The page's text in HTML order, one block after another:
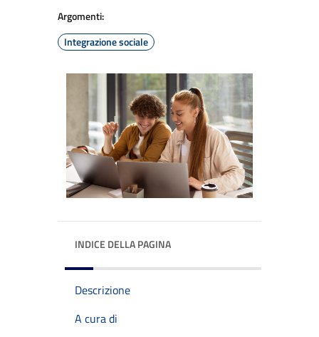
Argomenti:
Integrazione sociale
INDICE DELLA PAGINA
Descrizione
A cura di